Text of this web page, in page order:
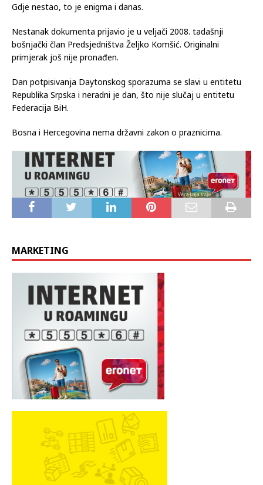
Gdje nestao, to je enigma i danas.
Nestanak dokumenta prijavio je u veljači 2008. tadašnji
bošnjački član Predsjedništva Željko Komšić. Originalni
primjerak još nije pronađen.
Dan potpisivanja Daytonskog sporazuma se slavi u entitetu
Republika Srpska i neradni je dan, što nije slučaj u entitetu
Federacija BiH.
Bosna i Hercegovina nema državni zakon o praznicima.
MARKETING